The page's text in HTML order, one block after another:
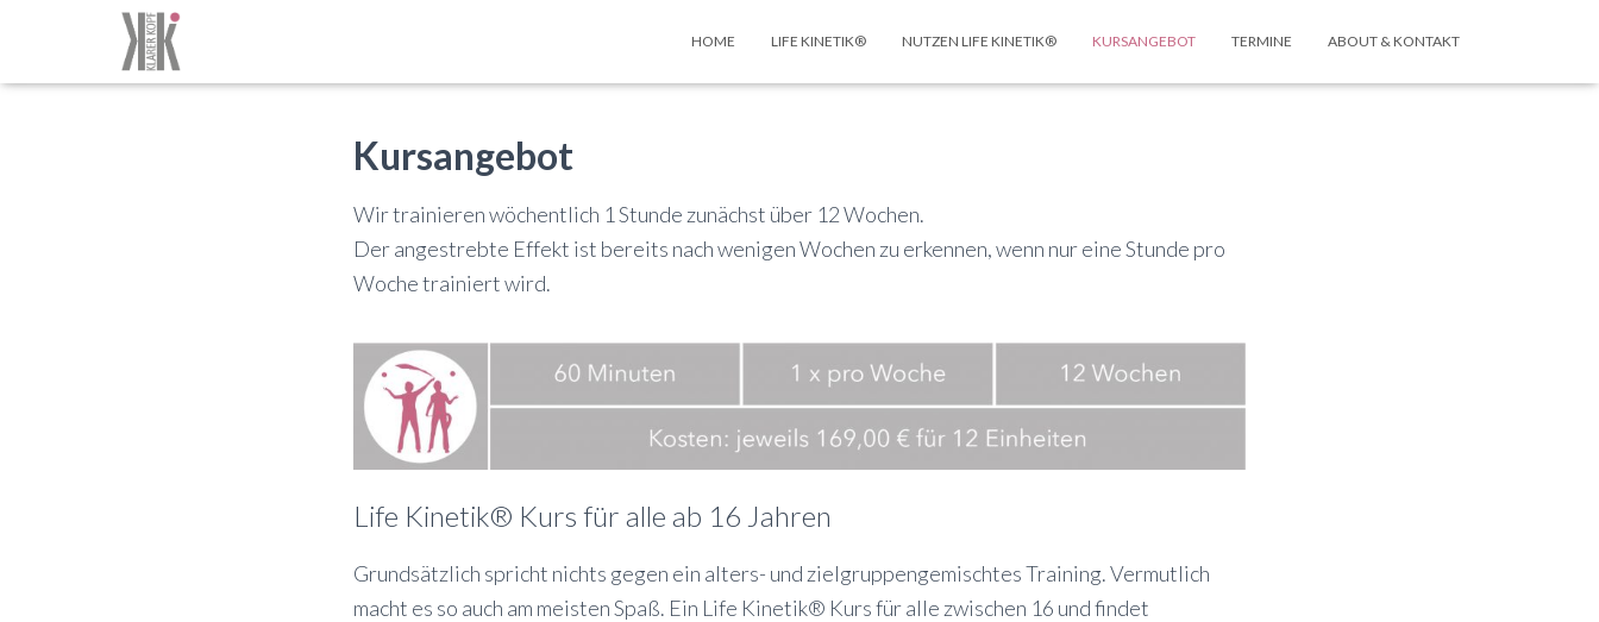
HOME LIFE KINETIK® NUTZEN LIFE KINETIK® KURSANGEBOT TERMINE ABOUT & KONTAKT
Kursangebot
Wir trainieren wöchentlich 1 Stunde zunächst über 12 Wochen.
Der angestrebte Effekt ist bereits nach wenigen Wochen zu erkennen, wenn nur eine Stunde pro
Woche trainiert wird.
Life Kinetik® Kurs für alle ab 16 Jahren
Grundsätzlich spricht nichts gegen ein alters- und zielgruppengemischtes Training. Vermutlich
macht es so auch am meisten Spaß. Ein Life Kinetik® Kurs für alle zwischen 16 und findet